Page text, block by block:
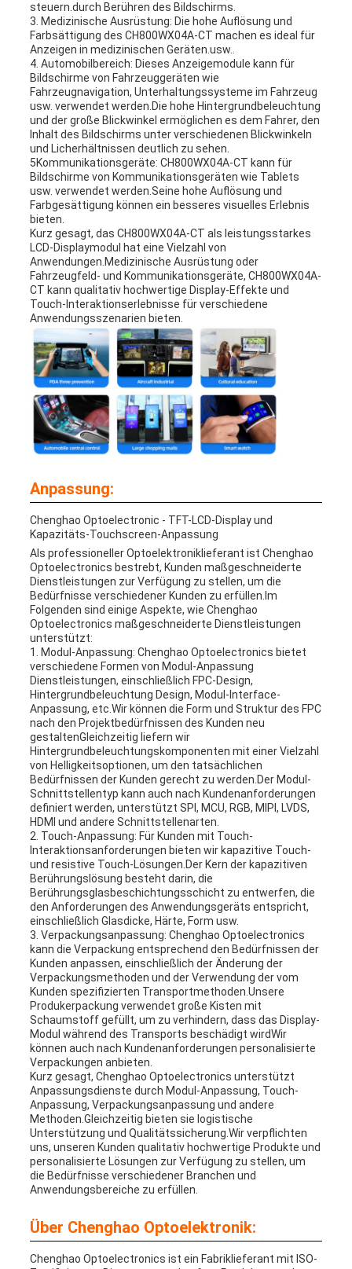
steuern.durch Berühren des Bildschirms.
3. Medizinische Ausrüstung: Die hohe Auflösung und
Farbsättigung des CH800WX04A-CT machen es ideal für
Anzeigen in medizinischen Geräten.usw..
4. Automobilbereich: Dieses Anzeigemodule kann für
Bildschirme von Fahrzeuggeräten wie
Fahrzeugnavigation, Unterhaltungssysteme im Fahrzeug
usw. verwendet werden.Die hohe Hintergrundbeleuchtung
und der große Blickwinkel ermöglichen es dem Fahrer, den
Inhalt des Bildschirms unter verschiedenen Blickwinkeln
und Licherhältnissen deutlich zu sehen.
5Kommunikationsgeräte: CH800WX04A-CT kann für
Bildschirme von Kommunikationsgeräten wie Tablets
usw. verwendet werden.Seine hohe Auflösung und
Farbgesättigung können ein besseres visuelles Erlebnis
bieten.
Kurz gesagt, das CH800WX04A-CT als leistungsstarkes
LCD-Displaymodul hat eine Vielzahl von
Anwendungen.Medizinische Ausrüstung oder
Fahrzeugfeld- und Kommunikationsgeräte, CH800WX04A-
CT kann qualitativ hochwertige Display-Effekte und
Touch-Interaktionserlebnisse für verschiedene
Anwendungsszenarien bieten.
Anpassung:
Chenghao Optoelectronic - TFT-LCD-Display und
Kapazitäts-Touchscreen-Anpassung
Als professioneller Optoelektroniklieferant ist Chenghao
Optoelectronics bestrebt, Kunden maßgeschneiderte
Dienstleistungen zur Verfügung zu stellen, um die
Bedürfnisse verschiedener Kunden zu erfüllen.Im
Folgenden sind einige Aspekte, wie Chenghao
Optoelectronics maßgeschneiderte Dienstleistungen
unterstützt:
1. Modul-Anpassung: Chenghao Optoelectronics bietet
verschiedene Formen von Modul-Anpassung
Dienstleistungen, einschließlich FPC-Design,
Hintergrundbeleuchtung Design, Modul-Interface-
Anpassung, etc.Wir können die Form und Struktur des FPC
nach den Projektbedürfnissen des Kunden neu
gestaltenGleichzeitig liefern wir
Hintergrundbeleuchtungskomponenten mit einer Vielzahl
von Helligkeitsoptionen, um den tatsächlichen
Bedürfnissen der Kunden gerecht zu werden.Der Modul-
Schnittstellentyp kann auch nach Kundenanforderungen
definiert werden, unterstützt SPI, MCU, RGB, MIPI, LVDS,
HDMI und andere Schnittstellenarten.
2. Touch-Anpassung: Für Kunden mit Touch-
Interaktionsanforderungen bieten wir kapazitive Touch-
und resistive Touch-Lösungen.Der Kern der kapazitiven
Berührungslösung besteht darin, die
Berührungsglasbeschichtungsschicht zu entwerfen, die
den Anforderungen des Anwendungsgeräts entspricht,
einschließlich Glasdicke, Härte, Form usw.
3. Verpackungsanpassung: Chenghao Optoelectronics
kann die Verpackung entsprechend den Bedürfnissen der
Kunden anpassen, einschließlich der Änderung der
Verpackungsmethoden und der Verwendung der vom
Kunden spezifizierten Transportmethoden.Unsere
Produkerpackung verwendet große Kisten mit
Schaumstoff gefüllt, um zu verhindern, dass das Display-
Modul während des Transports beschädigt wirdWir
können auch nach Kundenanforderungen personalisierte
Verpackungen anbieten.
Kurz gesagt, Chenghao Optoelectronics unterstützt
Anpassungsdienste durch Modul-Anpassung, Touch-
Anpassung, Verpackungsanpassung und andere
Methoden.Gleichzeitig bieten sie logistische
Unterstützung und Qualitätssicherung.Wir verpflichten
uns, unseren Kunden qualitativ hochwertige Produkte und
personalisierte Lösungen zur Verfügung zu stellen, um
die Bedürfnisse verschiedener Branchen und
Anwendungsbereiche zu erfüllen.
Über Chenghao Optoelektronik:
Chenghao Optoelectronics ist ein Fabriklieferant mit ISO-